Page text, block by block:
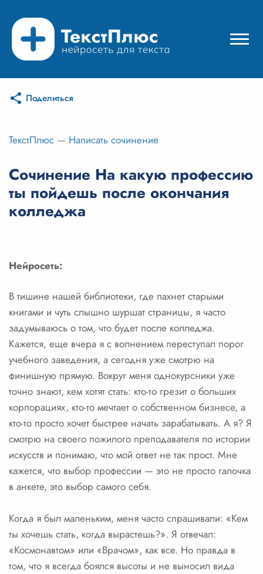
Режимы нейросети
Цены
Вход
Вход с Telegram
Поделиться
ТекстПлюс — Написать сочинение
Сочинение На какую профессию
ты пойдешь после окончания
колледжа
Нейросеть:
В тишине нашей библиотеки, где пахнет старыми
книгами и чуть слышно шуршат страницы, я часто
задумываюсь о том, что будет после колледжа.
Кажется, еще вчера я с волнением переступал порог
учебного заведения, а сегодня уже смотрю на
финишную прямую. Вокруг меня однокурсники уже
точно знают, кем хотят стать: кто-то грезит о больших
корпорациях, кто-то мечтает о собственном бизнесе, а
кто-то просто хочет быстрее начать зарабатывать. А я? Я
смотрю на своего пожилого преподавателя по истории
искусств и понимаю, что мой ответ не так прост. Мне
кажется, что выбор профессии — это не просто галочка
в анкете, это выбор самого себя.
Когда я был маленьким, меня часто спрашивали: «Кем
ты хочешь стать, когда вырастешь?». Я отвечал:
«Космонавтом» или «Врачом», как все. Но правда в
том, что я всегда боялся высоты и не выносил вида